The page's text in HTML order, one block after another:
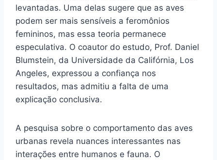
levantadas. Uma delas sugere que as aves
podem ser mais sensíveis a feromônios
femininos, mas essa teoria permanece
especulativa. O coautor do estudo, Prof. Daniel
Blumstein, da Universidade da Califórnia, Los
Angeles, expressou a confiança nos
resultados, mas admitiu a falta de uma
explicação conclusiva.
A pesquisa sobre o comportamento das aves
urbanas revela nuances interessantes nas
interações entre humanos e fauna. O